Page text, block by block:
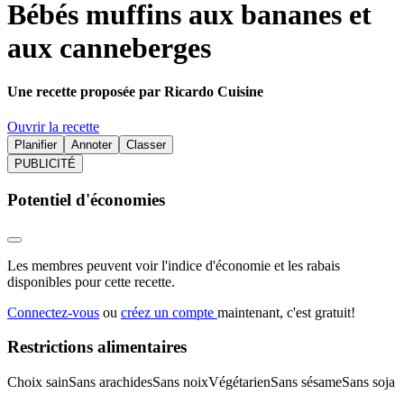
Bébés muffins aux bananes et
aux canneberges
Une recette proposée par Ricardo Cuisine
Ouvrir la recette
Planifier Annoter
Classer
PUBLICITÉ
Potentiel d'économies
Les membres peuvent voir l'indice d'économie et les rabais
disponibles pour cette recette.
Connectez-vous ou créez un compte maintenant, c'est gratuit!
Restrictions alimentaires
Choix sainSans arachidesSans noixVégétarienSans sésameSans soja